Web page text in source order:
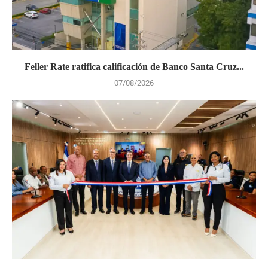
Feller Rate ratifica calificación de Banco Santa Cruz...
07/08/2026